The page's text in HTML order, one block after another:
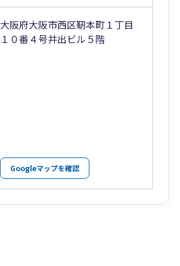
大阪府大阪市西区靭本町１丁目
１０番４号井出ビル５階
Googleマップを確認